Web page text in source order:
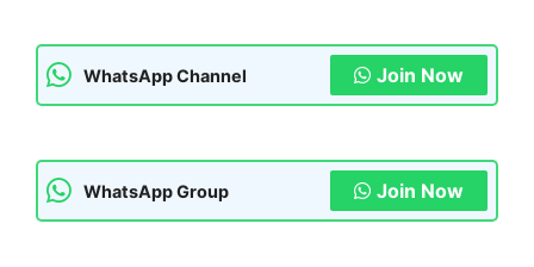
WhatsApp Channel Join Now
WhatsApp Group Join Now